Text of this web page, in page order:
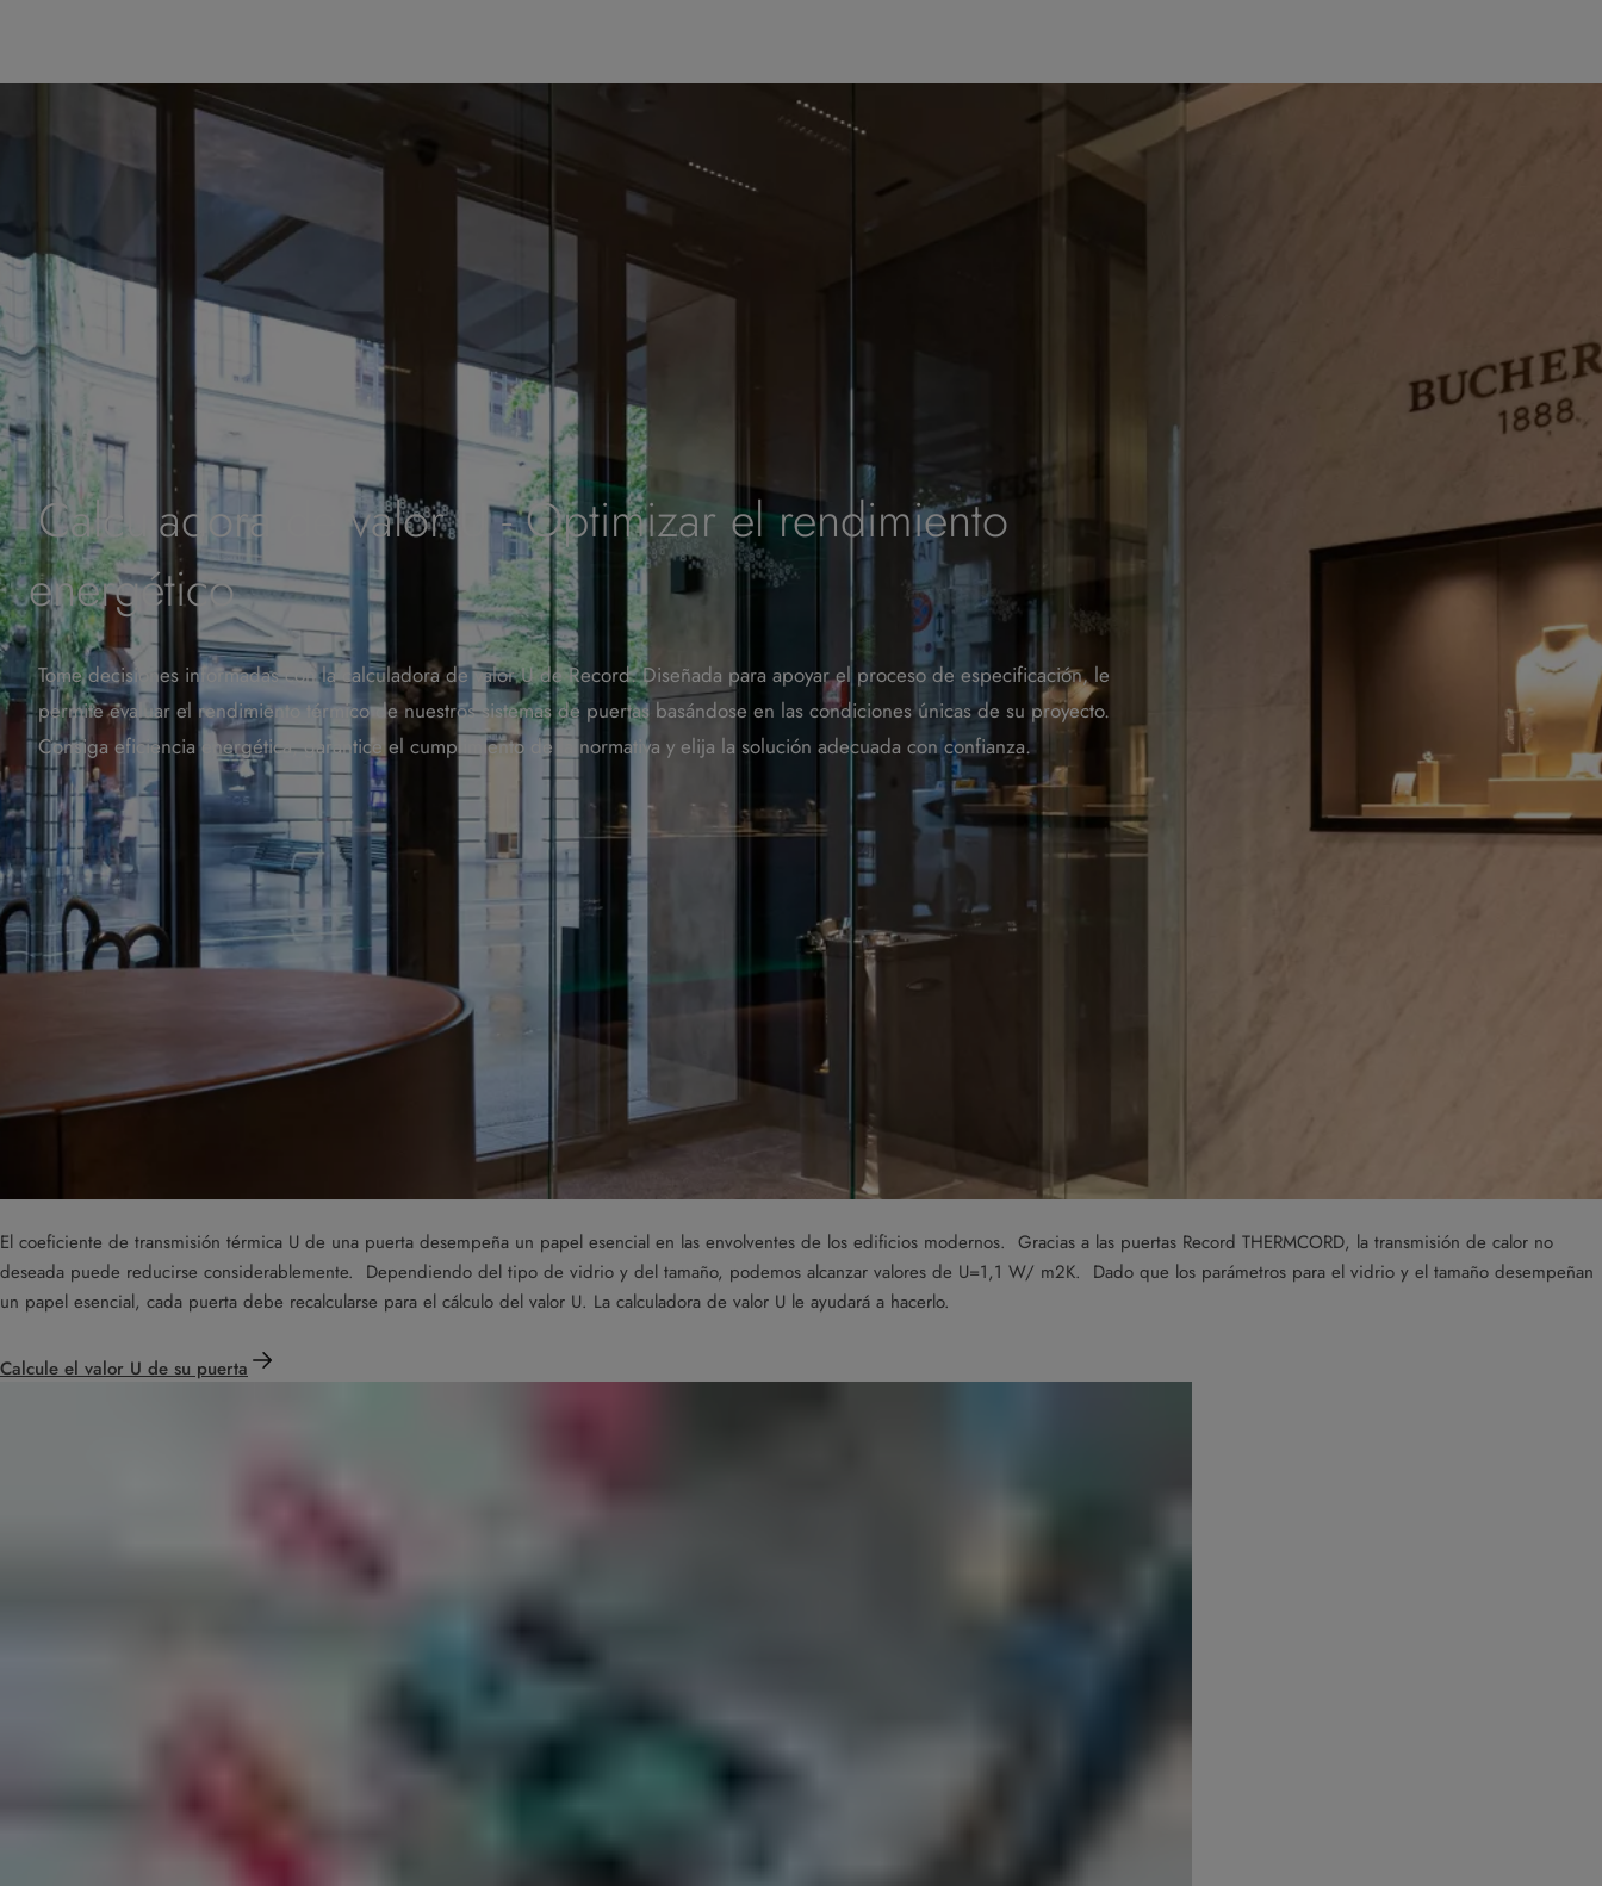
Calculadora de valor U - Optimizar el rendimiento
energético
Tome decisiones informadas con la calculadora de valor U de Record. Diseñada para apoyar el proceso de especificación, le
permite evaluar el rendimiento térmico de nuestros sistemas de puertas basándose en las condiciones únicas de su proyecto.
Consiga eficiencia energética, garantice el cumplimiento de la normativa y elija la solución adecuada con confianza.
El coeficiente de transmisión térmica U de una puerta desempeña un papel esencial en las envolventes de los edificios modernos. Gracias a las puertas Record THERMCORD, la transmisión de calor no
deseada puede reducirse considerablemente. Dependiendo del tipo de vidrio y del tamaño, podemos alcanzar valores de U=1,1 W/ m2K. Dado que los parámetros para el vidrio y el tamaño desempeñan
un papel esencial, cada puerta debe recalcularse para el cálculo del valor U. La calculadora de valor U le ayudará a hacerlo.
Calcule el valor U de su puerta